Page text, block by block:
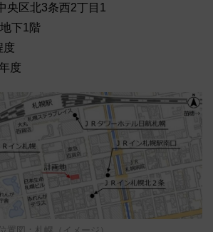
央区北3条西2丁目1
下1階
度
度